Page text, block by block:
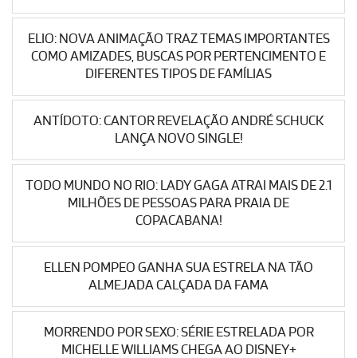
ELIO: NOVA ANIMAÇÃO TRAZ TEMAS IMPORTANTES
COMO AMIZADES, BUSCAS POR PERTENCIMENTO E
DIFERENTES TIPOS DE FAMÍLIAS
ANTÍDOTO: CANTOR REVELAÇÃO ANDRÉ SCHUCK
LANÇA NOVO SINGLE!
TODO MUNDO NO RIO: LADY GAGA ATRAI MAIS DE 2.1
MILHÕES DE PESSOAS PARA PRAIA DE
COPACABANA!
ELLEN POMPEO GANHA SUA ESTRELA NA TÃO
ALMEJADA CALÇADA DA FAMA
MORRENDO POR SEXO: SÉRIE ESTRELADA POR
MICHELLE WILLIAMS CHEGA AO DISNEY+